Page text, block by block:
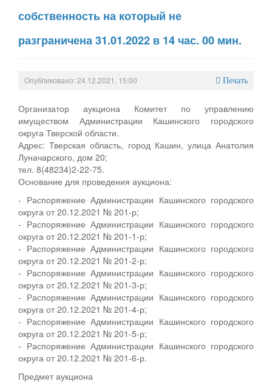
собственность на который не
разграничена 31.01.2022 в 14 час. 00 мин.
Опубликовано: 24.12.2021, 15:00 Печать
Организатор аукциона Комитет по управлению
имуществом Администрации Кашинского городского
округа Тверской области.
Адрес: Тверская область, город Кашин, улица Анатолия
Луначарского, дом 20;
тел. 8(48234)2-22-75.
Основание для проведения аукциона:
- Распоряжение Администрации Кашинского городского
округа от 20.12.2021 № 201-р;
- Распоряжение Администрации Кашинского городского
округа от 20.12.2021 № 201-1-р;
- Распоряжение Администрации Кашинского городского
округа от 20.12.2021 № 201-2-р;
- Распоряжение Администрации Кашинского городского
округа от 20.12.2021 № 201-3-р;
- Распоряжение Администрации Кашинского городского
округа от 20.12.2021 № 201-4-р;
- Распоряжение Администрации Кашинского городского
округа от 20.12.2021 № 201-5-р;
- Распоряжение Администрации Кашинского городского
округа от 20.12.2021 № 201-6-р.
Предмет аукциона